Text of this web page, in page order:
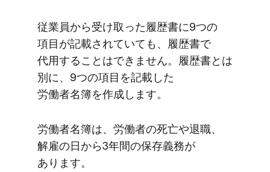
従業員から​受け取った​履歴書に​9つの​
項目が​記載されていても、​履歴書で​
代用する​ことは​できません。​履歴書とは​
別に、​9つの​項目を​記載した​
労働者名簿を​作成します。
労働者名簿は、​労働者の​死亡や​退職、​
解雇の​日から​3年間の​保存義務が​
あります。